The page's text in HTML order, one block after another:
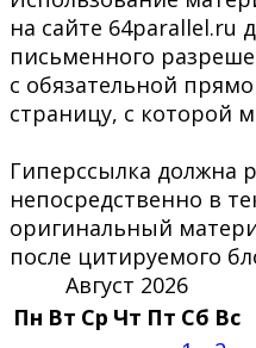
на сайте 64parallel.ru
письменного
с обязательной
страницу, с которой
Гиперссылка должна
непосредственно в
оригинальный
после цитируемого
Август 2026
Пн Вт Ср Чт Пт Сб Вс